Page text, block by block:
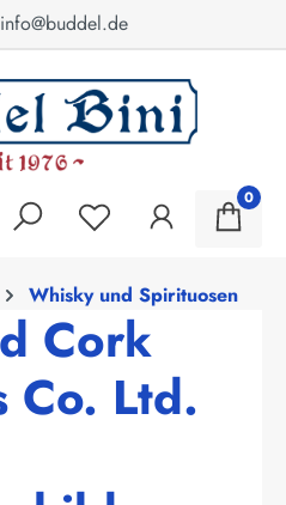
0
Whisky und Spirituosen
Cork
Co. Ltd.